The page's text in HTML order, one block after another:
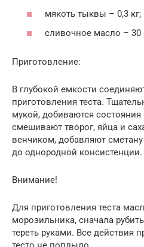
мякоть тыквы – 0,3 кг;
сливочное масло – 30
Приготовление:
В глубокой емкости
приготовления теста.
мукой, добиваются
смешивают творог, яйца и
венчиком, добавляют
до однородной консистенции.
Внимание!
Для приготовления теста
морозильника, сначала
тереть руками. Все действия